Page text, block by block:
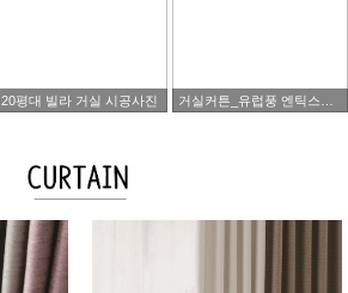
20평대 빌라 거실 시공사진